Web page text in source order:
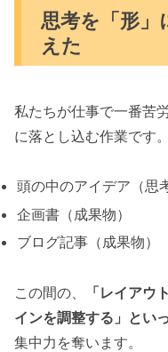
思考を「形
えた
私たちが仕事で一番苦
に落とし込む作業です。
頭の中のアイデア（思
企画書（成果物）
ブログ記事（成果物）
この間の、
「レイアウ
インを調整する」とい
集中力を奪います。